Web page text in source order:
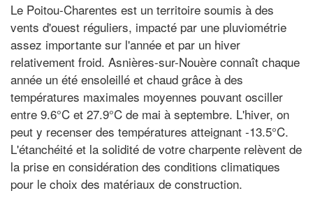
Le Poitou-Charentes est un territoire soumis à des
vents d'ouest réguliers, impacté par une pluviométrie
assez importante sur l'année et par un hiver
relativement froid. Asnières-sur-Nouère connaît chaque
année un été ensoleillé et chaud grâce à des
températures maximales moyennes pouvant osciller
entre 9.6°C et 27.9°C de mai à septembre. L'hiver, on
peut y recenser des températures atteignant -13.5°C.
L'étanchéité et la solidité de votre charpente relèvent de
la prise en considération des conditions climatiques
pour le choix des matériaux de construction.